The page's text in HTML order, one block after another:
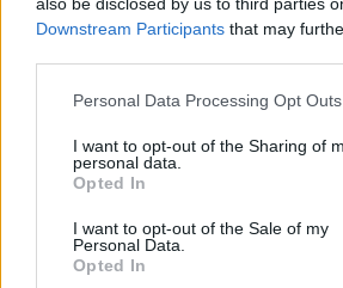
Downstream Participants that may
Personal Data Processing Opt Outs
I want to opt-out of the Sharing of
personal data.
Opted In
I want to opt-out of the Sale of my
Personal Data.
Opted In
Regolamento per i fondi
esentati ai s
Formazienda
2022-11-25
per nuove assunzioni/trasformazioni a
indeterminato nel bienni
inps